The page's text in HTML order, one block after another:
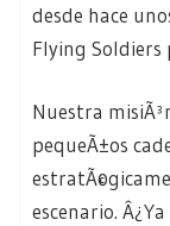
desde hace
Flying Soldiers
Nuestra
pequeÃ±os
escenario.